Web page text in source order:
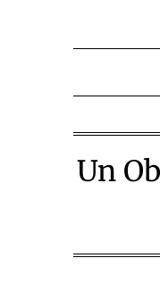
Un